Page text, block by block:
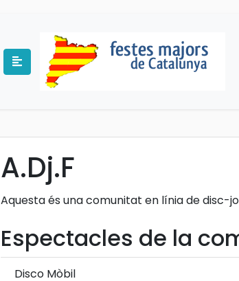
A.Dj.F
Aquesta és una comunitat en línia de disc-
Espectacles de la
Disco Mòbil